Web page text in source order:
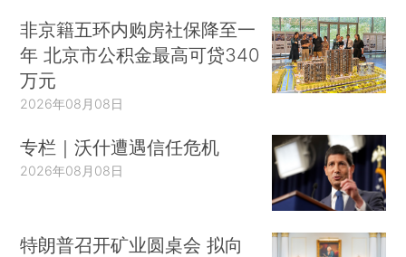
非京籍五环内购房社保降至一
年 北京市公积金最高可贷340
万元
2026年08月08日
专栏｜沃什遭遇信任危机
2026年08月08日
特朗普召开矿业圆桌会 拟向